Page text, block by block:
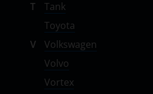
T
Tank
Toyota
V
Volkswagen
Volvo
Vortex